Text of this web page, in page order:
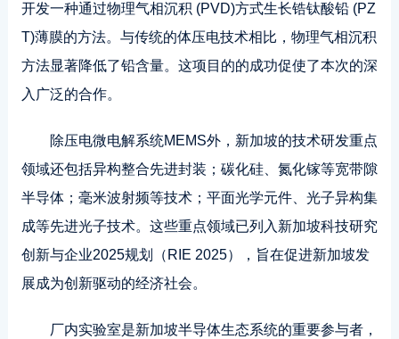
开发一种通过物理气相沉积 (PVD)方式生长锆钛酸铅 (PZ
T)薄膜的方法。与传统的体压电技术相比，物理气相沉积
方法显著降低了铅含量。这项目的的成功促使了本次的深
入广泛的合作。
除压电微电解系统MEMS外，新加坡的技术研发重点
领域还包括异构整合先进封装；碳化硅、氮化镓等宽带隙
半导体；毫米波射频等技术；平面光学元件、光子异构集
成等先进光子技术。这些重点领域已列入新加坡科技研究
创新与企业2025规划（RIE 2025），旨在促进新加坡发
展成为创新驱动的经济社会。
厂内实验室是新加坡半导体生态系统的重要参与者，